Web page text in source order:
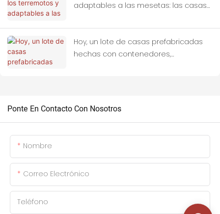
adaptables a las mesetas: las casas
para zonas afectadas por terremotos.
Hoy, un lote de casas prefabricadas
hechas con contenedores,
Ponte En Contacto Con Nosotros
Nombre
Correo Electrónico
Teléfono